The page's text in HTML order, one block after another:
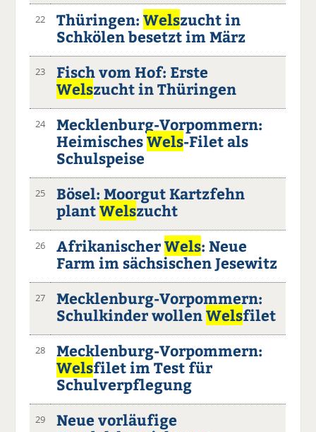
22 Thüringen:Welszucht in
Schkölen besetzt im März
23
Fisch vom Hof: Erste
Welszucht in Thüringen
24
Mecklenburg-Vorpommern:
HeimischesWels-Filet als
Schulspeise
25
Bösel: Moorgut Kartzfehn
plantWelszucht
26 AfrikanischerWels: Neue
Farm im sächsischen Jesewitz
27
Mecklenburg-Vorpommern:
Schulkinder wollenWelsfilet
28
Mecklenburg-Vorpommern:
Welsfilet im Test für
Schulverpflegung
29
Neue vorläufige